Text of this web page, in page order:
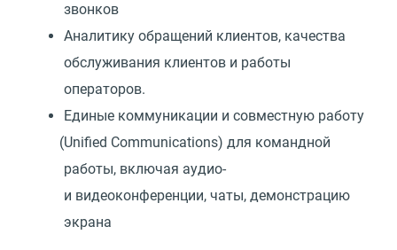
звонков
Аналитику обращений клиентов, качества
обслуживания клиентов и работы
операторов.
Единые коммуникации и совместную работу
(Unified Communications) для командной
работы, включая аудио-
и видеоконференции, чаты, демонстрацию
экрана